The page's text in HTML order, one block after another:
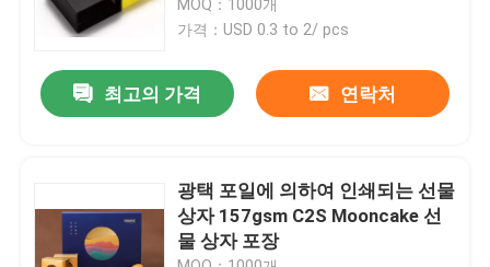
인쇄 포장 상자
골판지 종이 선물 상자
MOQ：1000개
가격：USD 0.3 to 2/ pcs
최고의 가격 연락처
광택 포일에 의하여 인쇄되는 선물
상자 157gsm C2S Mooncake 선
물 상자 포장